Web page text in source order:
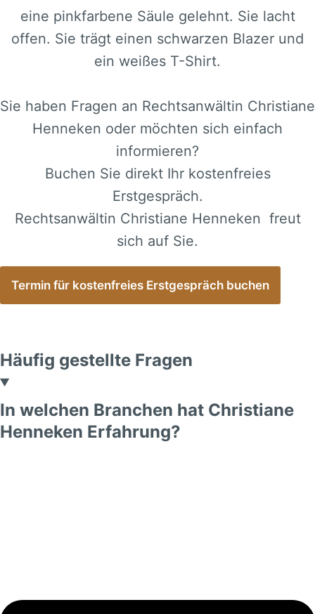
Sie haben Fragen an Rechtsanwältin Christiane
Henneken oder möchten sich einfach
informieren?
Buchen Sie direkt Ihr kostenfreies
Erstgespräch.
Rechtsanwältin Christiane Henneken freut
sich auf Sie.
Termin für kostenfreies Erstgespräch buchen
Häufig gestellte Fragen
In welchen Branchen hat Christiane
Henneken Erfahrung?